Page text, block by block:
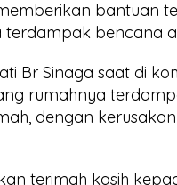
bantuan
bencana
Br Sinaga saat di
rumahnya
dengan
terimah kasih